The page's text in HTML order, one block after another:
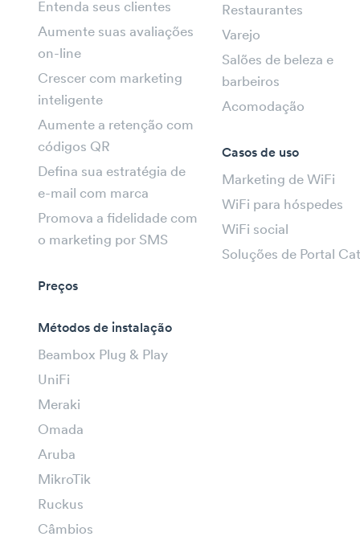
Entenda seus clientes
Aumente suas avaliações
on-line
Crescer com marketing
inteligente
Aumente a retenção com
códigos QR
Defina sua estratégia de
e-mail com marca
Promova a fidelidade com
o marketing por SMS
Preços
Métodos de instalação
Beambox Plug & Play
UniFi
Meraki
Omada
Aruba
MikroTik
Ruckus
Câmbios
Restaurantes
Varejo
Salões de beleza e
barbeiros
Acomodação
Casos de uso
Marketing de WiFi
WiFi para hóspedes
WiFi social
Soluções de Portal